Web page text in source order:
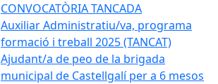
CONVOCATÒRIA TANCADA
Auxiliar Administratiu/va, programa
formació i treball 2025 (TANCAT)
Ajudant/a de peo de la brigada
municipal de Castellgalí per a 6 mesos